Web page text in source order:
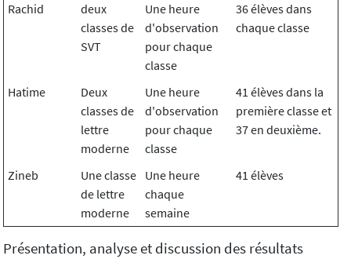
Rachid
deux
classes de
SVT
Une heure
d'observation
pour chaque
classe
36 élèves dans
chaque classe
Hatime
Deux
classes de
lettre
moderne
Une heure
d'observation
pour chaque
classe
41 élèves dans la
première classe et
37 en deuxième.
Zineb
Une classe
de lettre
moderne
Une heure
chaque
semaine
41 élèves
Présentation, analyse et discussion des résultats